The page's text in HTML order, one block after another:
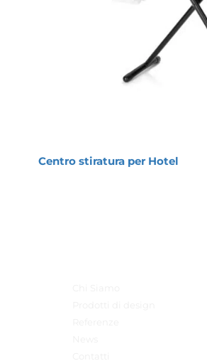
Centro stiratura per Hotel